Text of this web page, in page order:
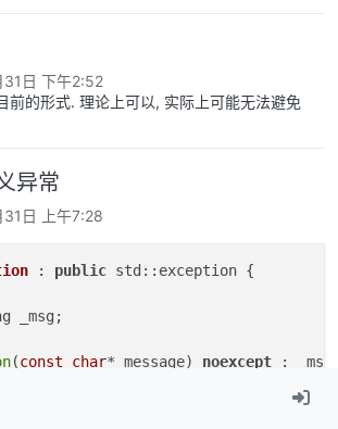
日 下午2:52
前的形式. 理论上可以, 实际上可能无法避免
异常
日 上午7:28
: public
(const char* message) noexcept :